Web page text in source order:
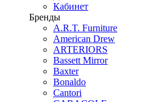
Кабинет
Бренды
A.R.T. Furniture
American Drew
ARTERIORS
Bassett Mirror
Baxter
Bonaldo
Cantori